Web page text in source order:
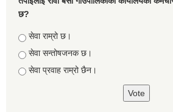
छ?
Choices
सेवा राम्रो छ।
सेवा सन्तोषजनक छ।
सेवा प्रवाह राम्रो छैन।